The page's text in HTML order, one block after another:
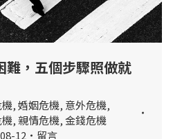
難，五個步驟照做就
,婚姻危機, 意外危機,
,親情危機,金錢危機
12 留言